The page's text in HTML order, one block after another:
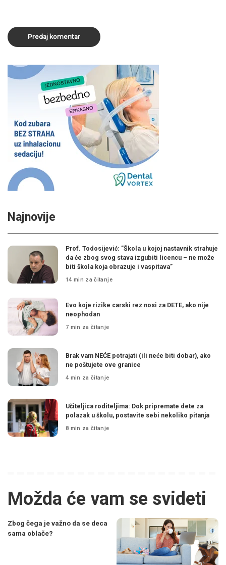
Najnovije
Prof. Todosijević: ”Škola u kojoj nastavnik strahuje
da će zbog svog stava izgubiti licencu – ne može
biti škola koja obrazuje i vaspitava”
14 min za čitanje
Evo koje rizike carski rez nosi za DETE, ako nije
neophodan
7 min za čitanje
Brak vam NEĆE potrajati (ili neće biti dobar), ako
ne poštujete ove granice
4 min za čitanje
Učiteljica roditeljima: Dok pripremate dete za
polazak u školu, postavite sebi nekoliko pitanja
8 min za čitanje
Možda će vam se svideti
Zbog čega je važno da se deca
sama oblače?